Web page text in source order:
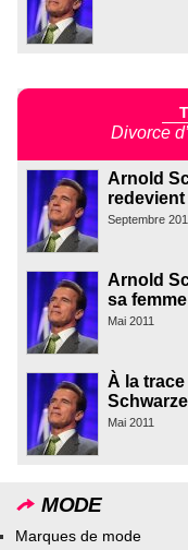
Divorce
Arnold
Septembre
Arnold
sa femme
Mai 2011
À la
Mai 2011
MODE
Marques de mode